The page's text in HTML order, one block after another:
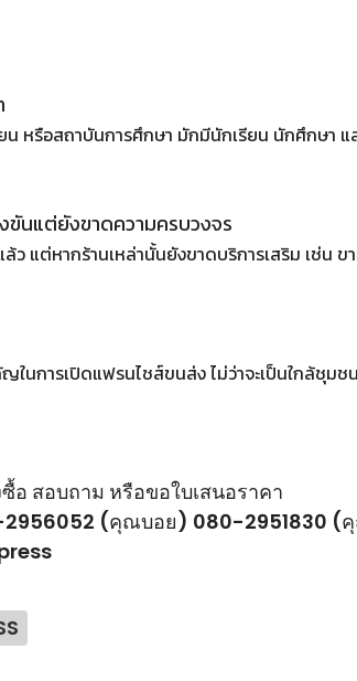
ยน หรือสถาบันการศึกษา มักมีนักเรียน นักศึกษ
ขันแต่ยังขาดความครบวงจร
ว แต่หากร้านเหล่านั้นยังขาดบริการเสริม เช่น
ญในการเปิดแฟรนไชส์ขนส่ง ไม่ว่าจะเป็นใกล้ชุ
อ สอบถาม หรือขอใบเสนอราคา
2956052 (คุณบอย) 080-2951830 (